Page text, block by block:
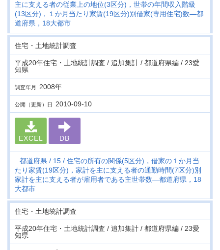
主に支える者の従業上の地位(3区分)，世帯の年間収入階級
(13区分)，１か月当たり家賃(19区分)別借家(専用住宅)数―都
道府県，18大都市
住宅・土地統計調査
平成20年住宅・土地統計調査 / 追加集計 / 都道府県編 / 23愛
知県
調査年月 2008年
公開（更新）日 2010-09-10
EXCEL DB
都道府県 15
住宅の所有の関係(5区分)，借家の１か月当
たり家賃(19区分)，家計を主に支える者の通勤時間(7区分)別
家計を主に支える者が雇用者である主世帯数―都道府県，18
大都市
住宅・土地統計調査
平成20年住宅・土地統計調査 / 追加集計 / 都道府県編 / 23愛
知県